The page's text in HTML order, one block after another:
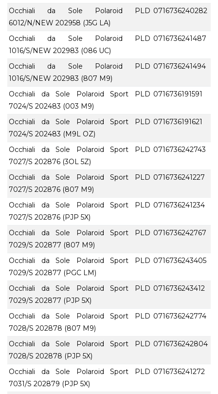
Occhiali da Sole Polaroid PLD
6012/N/NEW 202958 (J5G LA)
0716736240282
Occhiali da Sole Polaroid PLD
1016/S/NEW 202983 (086 UC)
0716736241487
Occhiali da Sole Polaroid PLD
1016/S/NEW 202983 (807 M9)
0716736241494
Occhiali da Sole Polaroid Sport PLD
7024/S 202483 (003 M9)
0716736191591
Occhiali da Sole Polaroid Sport PLD
7024/S 202483 (M9L OZ)
0716736191621
Occhiali da Sole Polaroid Sport PLD
7027/S 202876 (3OL 5Z)
0716736242743
Occhiali da Sole Polaroid Sport PLD
7027/S 202876 (807 M9)
0716736241227
Occhiali da Sole Polaroid Sport PLD
7027/S 202876 (PJP 5X)
0716736241234
Occhiali da Sole Polaroid Sport PLD
7029/S 202877 (807 M9)
0716736242767
Occhiali da Sole Polaroid Sport PLD
7029/S 202877 (PGC LM)
0716736243405
Occhiali da Sole Polaroid Sport PLD
7029/S 202877 (PJP 5X)
0716736243412
Occhiali da Sole Polaroid Sport PLD
7028/S 202878 (807 M9)
0716736242774
Occhiali da Sole Polaroid Sport PLD
7028/S 202878 (PJP 5X)
0716736242804
Occhiali da Sole Polaroid Sport PLD
7031/S 202879 (PJP 5X)
0716736241272